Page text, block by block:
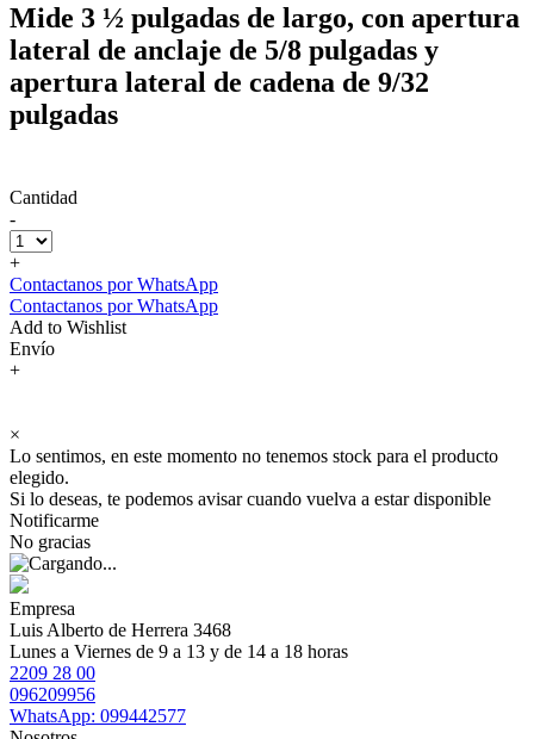
Mide 3 ½ pulgadas de largo, con apertura
lateral de anclaje de 5/8 pulgadas y
apertura lateral de cadena de 9/32
pulgadas
Cantidad
-
+
Contactanos por WhatsApp
Contactanos por WhatsApp
Add to Wishlist
Envío
+
×
Lo sentimos, en este momento no tenemos stock para el producto
elegido.
Si lo deseas, te podemos avisar cuando vuelva a estar disponible
Notificarme
No gracias
Empresa
Luis Alberto de Herrera 3468
Lunes a Viernes de 9 a 13 y de 14 a 18 horas
2209 28 00
096209956
WhatsApp: 099442577